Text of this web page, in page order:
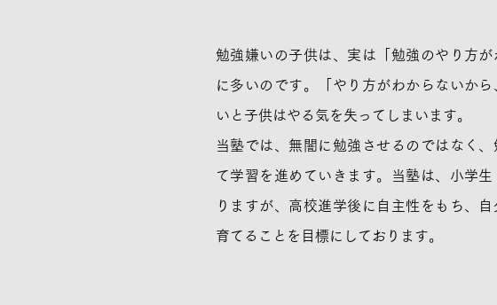
勉強嫌いの子供は、実は「勉強のやり方
に多いのです。「やり方がわからないか
いと子供はやる気を失ってしまいます。
当塾では、無闇に勉強させるのではなく
て学習を進めていきます。当塾は、小学
りますが、高校進学後に自主性をもち、
育てることを目標にしております。